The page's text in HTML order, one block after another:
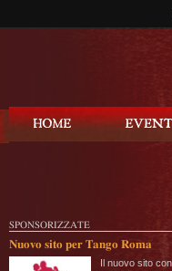
SPONSORIZZATE
Nuovo sito per Tango Roma
Il nuovo sito